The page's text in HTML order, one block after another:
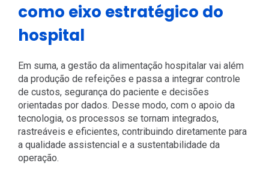
como eixo estratégico do
hospital
Em suma, a gestão da alimentação hospitalar vai além
da produção de refeições e passa a integrar controle
de custos, segurança do paciente e decisões
orientadas por dados. Desse modo, com o apoio da
tecnologia, os processos se tornam integrados,
rastreáveis e eficientes, contribuindo diretamente para
a qualidade assistencial e a sustentabilidade da
operação.